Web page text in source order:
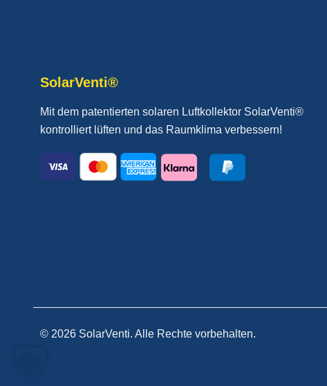
SolarVenti®
Mit dem patentierten solaren Luftkollektor SolarVenti®
kontrolliert lüften und das Raumklima verbessern!
© 2026 SolarVenti. Alle Rechte vorbehalten.